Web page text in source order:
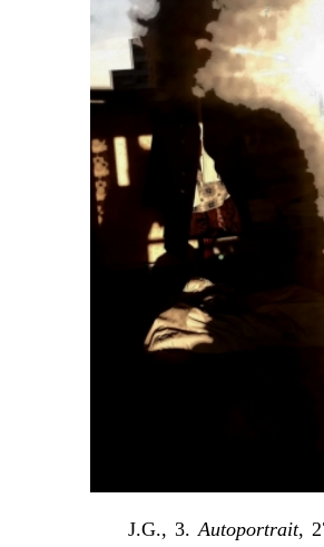
J.G., 3.Autoportrait,